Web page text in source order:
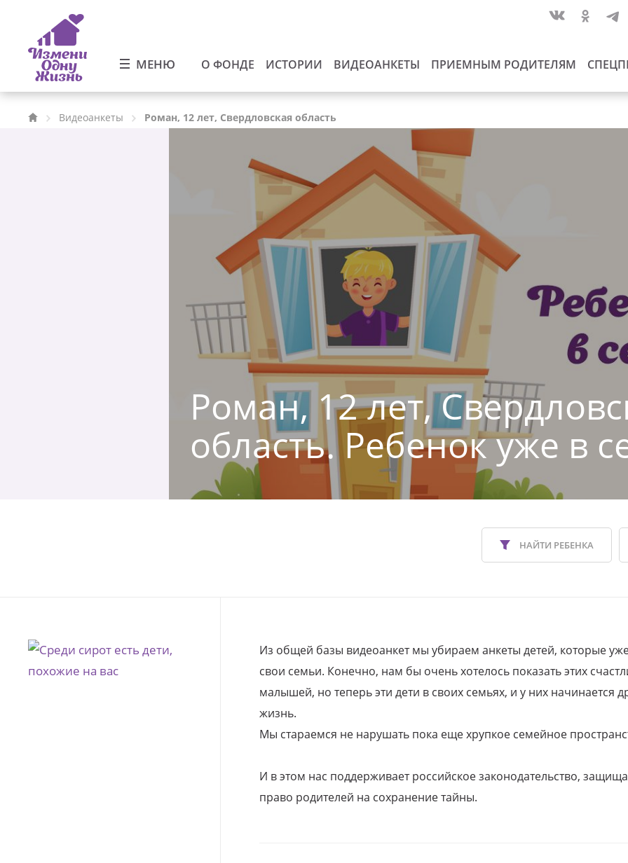
МЕНЮ О ФОНДЕ ИСТОРИИ ВИДЕОАНКЕТЫ ПРИЕМНЫМ РОДИТЕЛЯМ
Видеоанкеты Роман, 12 лет, Свердловская область
Роман, 12 лет,
область. Ребенок уже в
НАЙТИ РЕБЕНКА
Из общей базы видеоанкет мы убираем анкеты детей, которые
свои семьи. Конечно, нам бы очень хотелось показать этих
малышей, но теперь эти дети в своих семьях, и у них начинается
жизнь.
Мы стараемся не нарушать пока еще хрупкое семейное
И в этом нас поддерживает российское законодательство,
право родителей на сохранение тайны.